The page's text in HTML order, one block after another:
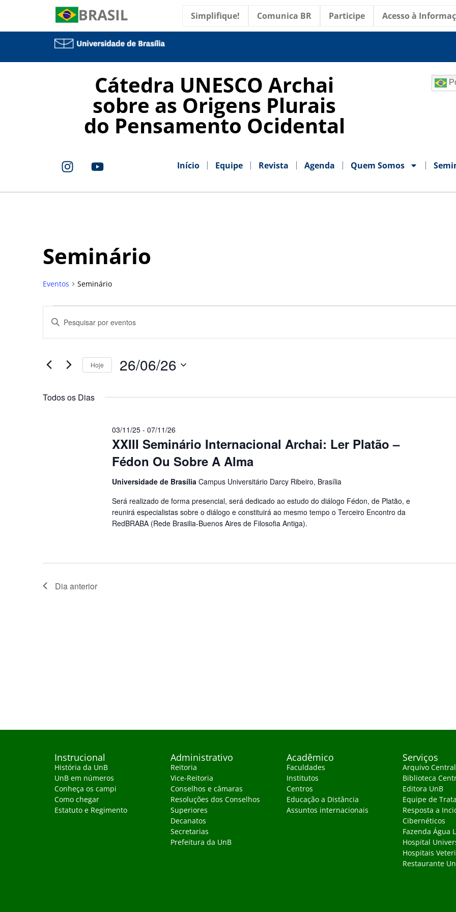
Simplifique! Comunica BR Participe Acesso à
Cátedra UNESCO Archai
sobre as Origens Plurais
do Pensamento Ocidental
Início Equipe Revista Agenda Quem Somos
Seminário
Eventos Seminário
Pesquisa
e
navegação
de
visuais
Digite
chave.
pela Hoje 26/06/26
data.
Todos os Dias
XXIII Seminário Internacional Archai: Ler Platão –
Fédon Ou Sobre A Alma
03/11/25- 07/11/26
Universidade de Brasília Campus Universitário Darcy Ribeiro, Brasília
Será realizado de forma presencial, será dedicado ao estudo do diálogo Fédon, de Platão, e
reunirá especialistas sobre o diálogo e constituirá ao mesmo tempo o Terceiro Encontro da
RedBRABA (Rede Brasilia-Buenos Aires de Filosofia Antiga).
Dia anterior
Instrucional
História da UnB
UnB em números
Conheça os campi
Como chegar
Estatuto e Regimento
Administrativo
Reitoria
Vice-Reitoria
Conselhos e câmaras
Resoluções dos Conselhos
Superiores
Decanatos
Secretarias
Prefeitura da UnB
Acadêmico
Faculdades
Institutos
Centros
Educação a Distância
Assuntos internacionais
Serviços
Arquivo Central
Biblioteca
Editora UnB
Equipe de
Resposta a
Cibernéticos
Fazenda Água
Hospital
Hospitais
Restaurante